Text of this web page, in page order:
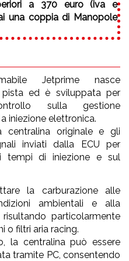
a 370 euro (iva e
una coppia di Manopole
Jetprime nasce
pista ed è sviluppata per
sulla gestione
iniezione elettronica.
originale e gli
inviati dalla ECU per
tempi di iniezione e sul
la carburazione alle
ambientali e alla
particolarmente
o filtri aria racing.
la centralina può essere
tramite PC, consentendo